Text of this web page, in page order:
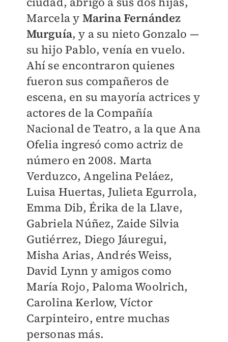
Marcela y Marina Fernández
Murguía, y a su nieto Gonzalo —
su hijo Pablo, venía en vuelo.
Ahí se encontraron quienes
fueron sus compañeros de
escena, en su mayoría actrices y
actores de la Compañía
Nacional de Teatro, a la que Ana
Ofelia ingresó como actriz de
número en 2008. Marta
Verduzco, Angelina Peláez,
Luisa Huertas, Julieta Egurrola,
Emma Dib, Érika de la Llave,
Gabriela Núñez, Zaide Silvia
Gutiérrez, Diego Jáuregui,
Misha Arias, Andrés Weiss,
David Lynn y amigos como
María Rojo, Paloma Woolrich,
Carolina Kerlow, Víctor
Carpinteiro, entre muchas
personas más.